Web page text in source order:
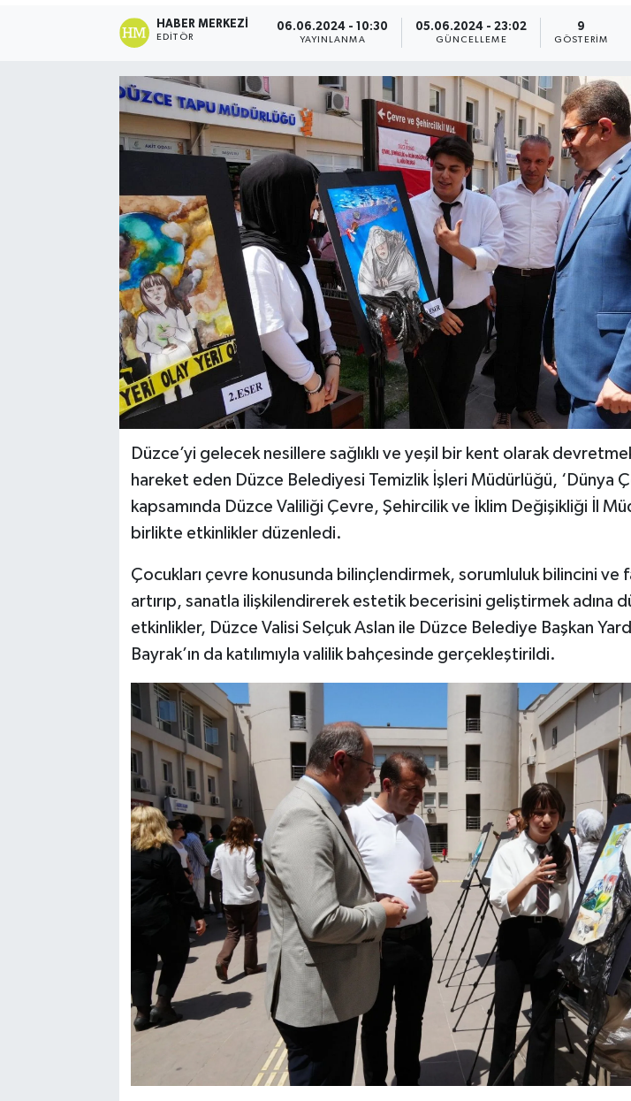
HABER MERKEZI
EDITÖR
06.06.2024 - 10:30
YAYINLANMA
05.06.2024 - 23:02
GÜNCELLEME
9
GÖSTERIM
Düzce’yi gelecek nesillere sağlıklı ve yeşil bir kent olarak
hareket eden Düzce Belediyesi Temizlik İşleri Müdürlüğü, ‘Dünya
kapsamında Düzce Valiliği Çevre, Şehircilik ve İklim Değişikliği İl
birlikte etkinlikler düzenledi.
Çocukları çevre konusunda bilinçlendirmek, sorumluluk bilincini ve
artırıp, sanatla ilişkilendirerek estetik becerisini geliştirmek adına
etkinlikler, Düzce Valisi Selçuk Aslan ile Düzce Belediye Başkan
Bayrak’ın da katılımıyla valilik bahçesinde gerçekleştirildi.